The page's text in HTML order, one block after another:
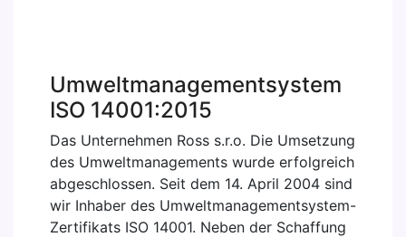
Umweltmanagementsystem
ISO 14001:2015
Das Unternehmen Ross s.r.o. Die Umsetzung
des Umweltmanagements wurde erfolgreich
abgeschlossen. Seit dem 14. April 2004 sind
wir Inhaber des Umweltmanagementsystem-
Zertifikats ISO 14001. Neben der Schaffung